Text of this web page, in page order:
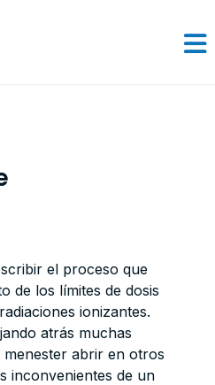
el proceso que
de los límites de dosis
ionizantes.
atrás muchas
menester abrir en otros
inconvenientes de un